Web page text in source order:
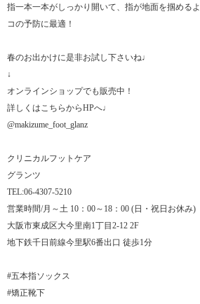
指一本一本がしっかり開いて、指が地面を掴める
コの予防に最適！
春のお出かけに是非お試し下さいね♩
↓
オンラインショップでも販売中！
詳しくはこちらからHPへ♩
@makizume_foot_glanz
クリニカルフットケア
グランツ
TEL:06-4307-5210
営業時間/月～土 10：00～18：00 (日・祝日お休み)
大阪市東成区大今里南1丁目2-12 2F
地下鉄千日前線今里駅6番出口 徒歩1分
#五本指ソックス
#矯正靴下